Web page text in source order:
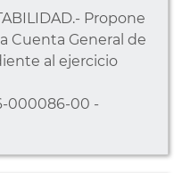
Propone
Cuenta General de
al ejercicio
000086-00 -